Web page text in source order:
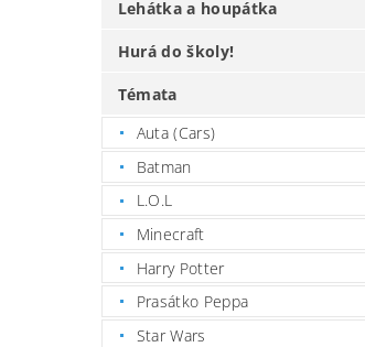
Lehátka a houpátka
Hurá do školy!
Témata
Auta (Cars)
Batman
L.O.L
Minecraft
Harry Potter
Prasátko Peppa
Star Wars